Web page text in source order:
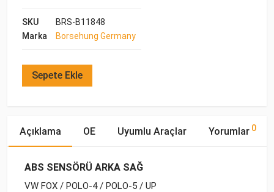
SKU
BRS-B11848
Marka
Borsehung Germany
Sepete Ekle
Açıklama OE Uyumlu Araçlar Yorumlar 0
ABS SENSÖRÜ ARKA SAĞ
VW FOX / POLO-4 / POLO-5 / UP